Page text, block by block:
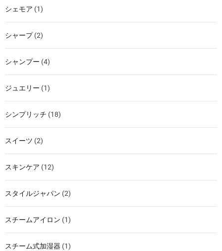
シェモア (1)
シャープ(2)
シャンプー (4)
ジュエリー (1)
シンプリッチ (18)
スイーツ (2)
スキンケア (12)
スタイルジャパン (2)
スチームアイロン (1)
スチーム式加湿器 (1)